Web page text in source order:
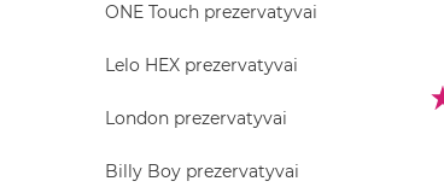
ONE Touch prezervatyvai
Lelo HEX prezervatyvai
London prezervatyvai
Billy Boy prezervatyvai